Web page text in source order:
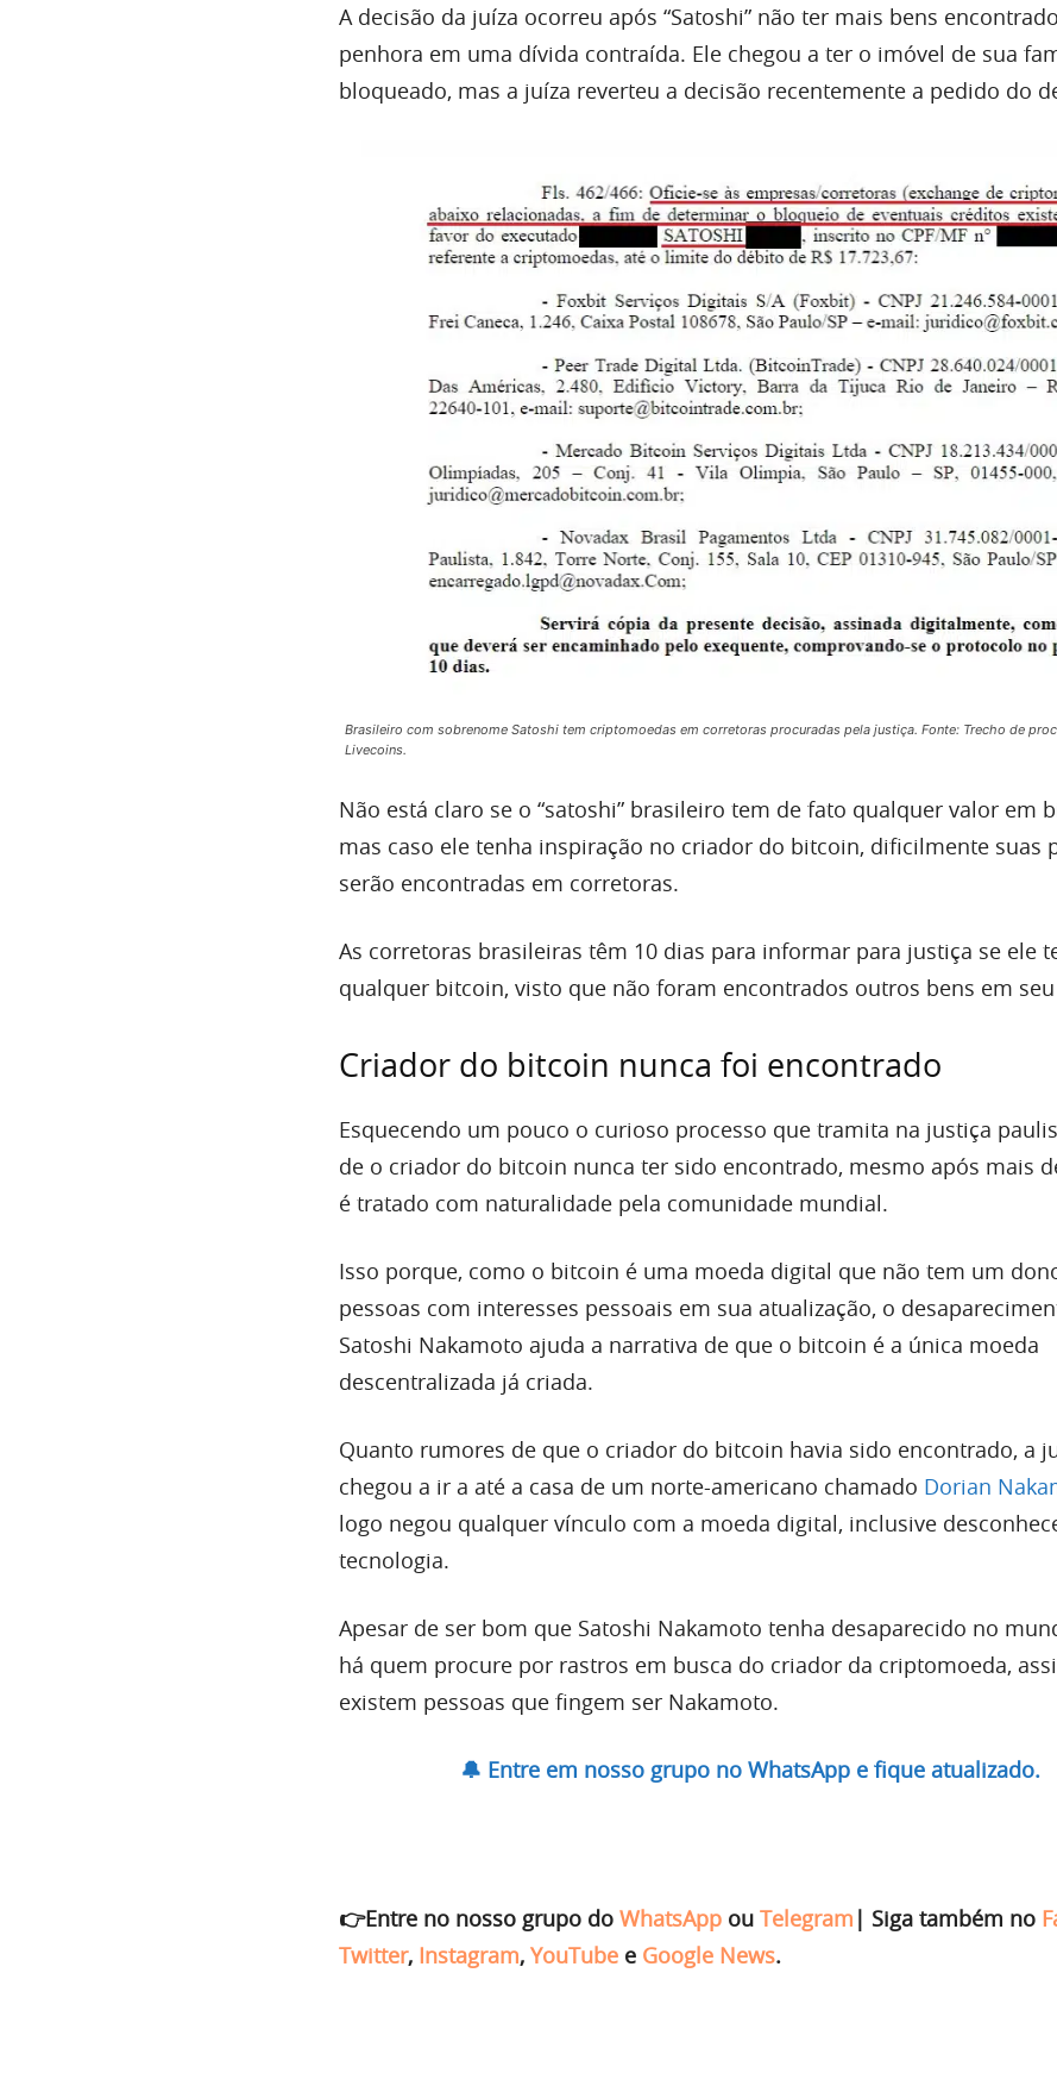
A decisão da juíza ocorreu após “Satoshi” não ter mais bens
penhora em uma dívida contraída. Ele chegou a ter o imóvel de sua
bloqueado, mas a juíza reverteu a decisão recentemente a pedido do
Brasileiro com sobrenome Satoshi tem criptomoedas em corretoras procuradas pela justiça. Fonte: Trecho de
Livecoins.
Não está claro se o “satoshi” brasileiro tem de fato qualquer valor em
mas caso ele tenha inspiração no criador do bitcoin, dificilmente suas
serão encontradas em corretoras.
As corretoras brasileiras têm 10 dias para informar para justiça se ele
qualquer bitcoin, visto que não foram encontrados outros bens em
Criador do bitcoin nunca foi encontrado
Esquecendo um pouco o curioso processo que tramita na justiça
de o criador do bitcoin nunca ter sido encontrado, mesmo após mais
é tratado com naturalidade pela comunidade mundial.
Isso porque, como o bitcoin é uma moeda digital que não tem um
pessoas com interesses pessoais em sua atualização, o
Satoshi Nakamoto ajuda a narrativa de que o bitcoin é a única moeda
descentralizada já criada.
Quanto rumores de que o criador do bitcoin havia sido encontrado, a
chegou a ir a até a casa de um norte-americano chamado Dorian
logo negou qualquer vínculo com a moeda digital, inclusive
tecnologia.
Apesar de ser bom que Satoshi Nakamoto tenha desaparecido no
há quem procure por rastros em busca do criador da criptomoeda,
existem pessoas que fingem ser Nakamoto.
🔔 Entre em nosso grupo no WhatsApp e fique atualizado.
👉Entre no nosso grupo do WhatsApp ou Telegram | Siga também no
Twitter, Instagram, YouTube e Google News.